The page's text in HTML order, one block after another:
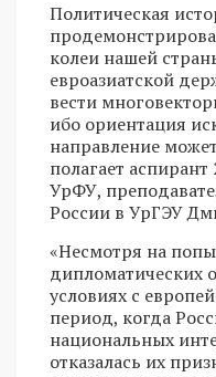
Политическая
колеи нашей
евроазиатской
вести
ибо ориентация
направление
полагает
УрФУ,
России в УрГЭУ
«Несмотря на
дипломатических
условиях с
период, когда
национальных
отказалась их